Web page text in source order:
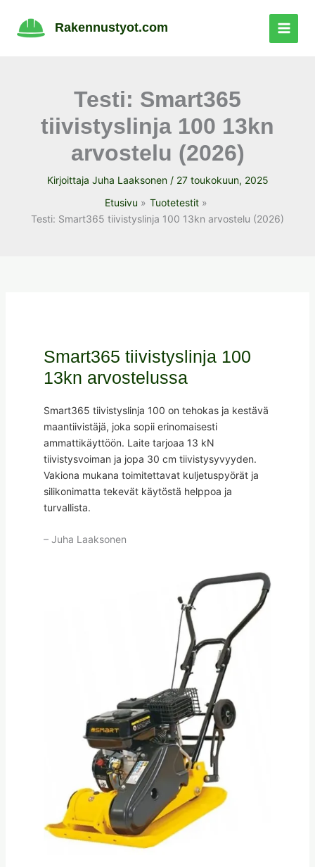
sisältöön
Rakennustyot.com
Testi: Smart365
tiivistyslinja 100 13kn
arvostelu (2026)
Kirjoittaja Juha Laaksonen / 27 toukokuun, 2025
Etusivu
Tuotetestit
Testi: Smart365 tiivistyslinja 100 13kn arvostelu (2026)
Smart365 tiivistyslinja 100
13kn arvostelussa
Smart365 tiivistyslinja 100 on tehokas ja kestävä
maantiivistäjä, joka sopii erinomaisesti
ammattikäyttöön. Laite tarjoaa 13 kN
tiivistysvoiman ja jopa 30 cm tiivistysyvyyden.
Vakiona mukana toimitettavat kuljetuspyörät ja
silikonimatta tekevät käytöstä helppoa ja
turvallista.
– Juha Laaksonen